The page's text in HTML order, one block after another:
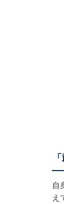
自
え